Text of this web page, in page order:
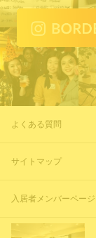
よくある質問
サイトマップ
入居者メンバーページ